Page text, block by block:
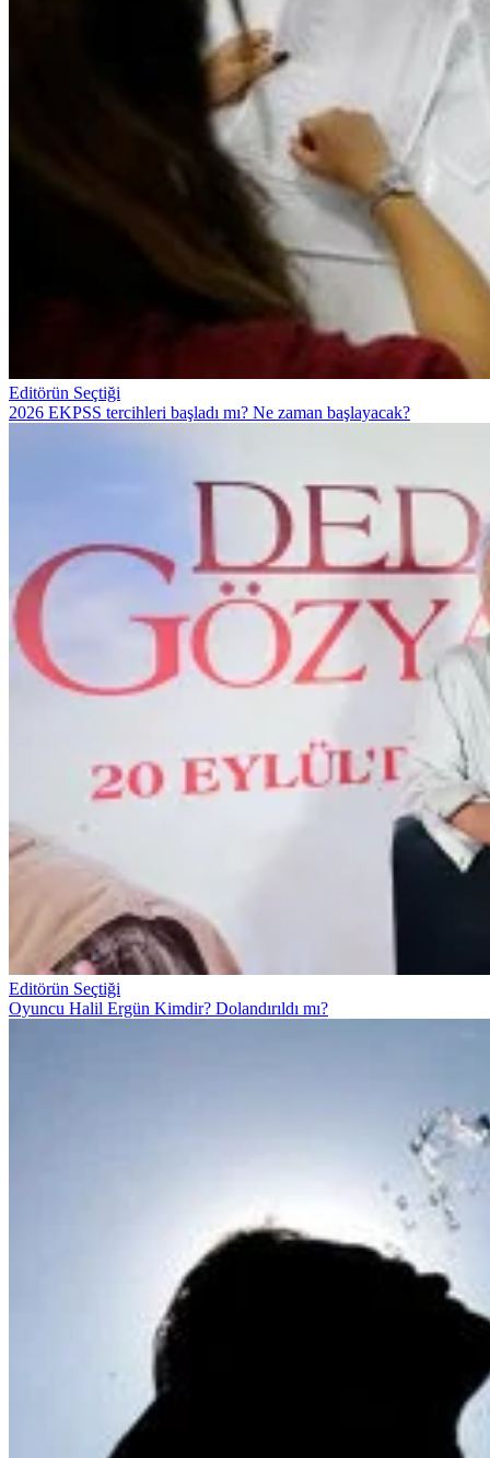
Editörün Seçtiği
2026 EKPSS tercihleri başladı mı? Ne zaman başlayacak?
Editörün Seçtiği
Oyuncu Halil Ergün Kimdir? Dolandırıldı mı?